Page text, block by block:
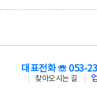
대표전화 ☏ 053-
찾아오시는 길